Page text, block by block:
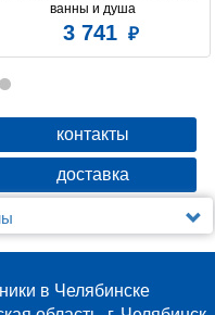
ванны и душа
3 741
контакты
доставка
в Челябинске